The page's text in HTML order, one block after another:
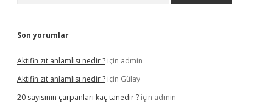
Son yorumlar
Aktifin zıt anlamlısı nedir ? için admin
Aktifin zıt anlamlısı nedir ? için Gülay
20 sayısının çarpanları kaç tanedir ? için admin